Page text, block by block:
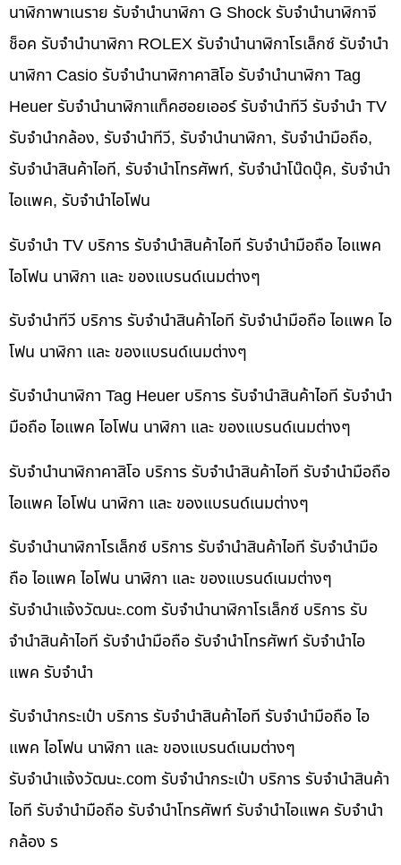
นาฬิกาพาเนราย รับจำนำนาฬิกา G Shock รับจำนำนาฬิกาจี
ช็อค รับจำนำนาฬิกา ROLEX รับจำนำนาฬิกาโรเล็กซ์ รับจำนำ
นาฬิกา Casio รับจำนำนาฬิกาคาสิโอ รับจำนำนาฬิกา Tag
Heuer รับจำนำนาฬิกาแท็คฮอยเออร์ รับจำนำทีวี รับจำนำ TV
รับจำนำกล้อง, รับจำนำทีวี, รับจำนำนาฬิกา, รับจำนำมือถือ,
รับจำนำสินค้าไอที, รับจำนำโทรศัพท์, รับจำนำโน๊ดบุ๊ค, รับจำนำ
ไอแพค, รับจำนำไอโฟน
รับจำนำ TV บริการ รับจำนำสินค้าไอที รับจำนำมือถือ ไอแพค
ไอโฟน นาฬิกา และ ของแบรนด์เนมต่างๆ
รับจำนำทีวี บริการ รับจำนำสินค้าไอที รับจำนำมือถือ ไอแพค ไอ
โฟน นาฬิกา และ ของแบรนด์เนมต่างๆ
รับจำนำนาฬิกา Tag Heuer บริการ รับจำนำสินค้าไอที รับจำนำ
มือถือ ไอแพค ไอโฟน นาฬิกา และ ของแบรนด์เนมต่างๆ
รับจำนำนาฬิกาคาสิโอ บริการ รับจำนำสินค้าไอที รับจำนำมือถือ
ไอแพค ไอโฟน นาฬิกา และ ของแบรนด์เนมต่างๆ
รับจำนำนาฬิกาโรเล็กซ์ บริการ รับจำนำสินค้าไอที รับจำนำมือ
ถือ ไอแพค ไอโฟน นาฬิกา และ ของแบรนด์เนมต่างๆ
รับจํานําแจ้งวัฒนะ.com รับจำนำนาฬิกาโรเล็กซ์ บริการ รับ
จำนำสินค้าไอที รับจำนำมือถือ รับจำนำโทรศัพท์ รับจำนำไอ
แพค รับจำนำ
รับจำนำกระเป๋า บริการ รับจำนำสินค้าไอที รับจำนำมือถือ ไอ
แพค ไอโฟน นาฬิกา และ ของแบรนด์เนมต่างๆ
รับจํานําแจ้งวัฒนะ.com รับจำนำกระเป๋า บริการ รับจำนำสินค้า
ไอที รับจำนำมือถือ รับจำนำโทรศัพท์ รับจำนำไอแพค รับจำนำ
กล้อง ร